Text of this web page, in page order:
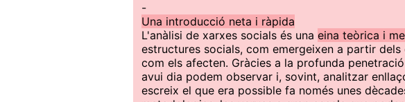
-
Una introducció neta i ràpida
L'anàlisi de xarxes socials és una eina teòrica i
estructures socials, com emergeixen a partir
com els afecten. Gràcies a la profunda
avui dia podem observar i, sovint, analitzar
escreix el que era possible fa només unes